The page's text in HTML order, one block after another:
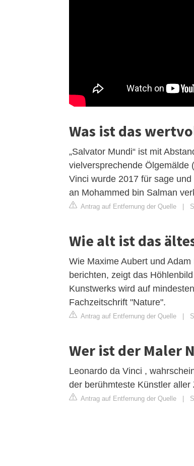
Was ist das
„Salvator Mundi“ ist mit
vielversprechende Ölgemälde
Vinci wurde 2017 für sage
an Mohammed bin Salman
Antrag auf Entfernung der Quelle |
Wie alt ist das
Wie Maxime Aubert und
berichten, zeigt das
Kunstwerks wird auf
Fachzeitschrift "Nature".
Antrag auf Entfernung der Quelle |
Wer ist der Maler
Leonardo da Vinci ,
der berühmteste Künstler aller
Antrag auf Entfernung der Quelle |